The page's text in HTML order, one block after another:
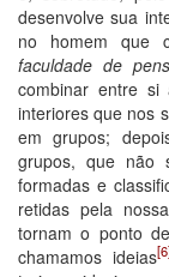
desenvolve sua
no homem que
faculdade de
combinar entre si
interiores que nos
em grupos;
grupos, que não
formadas e
retidas pela
tornam o ponto
chamamos ideias